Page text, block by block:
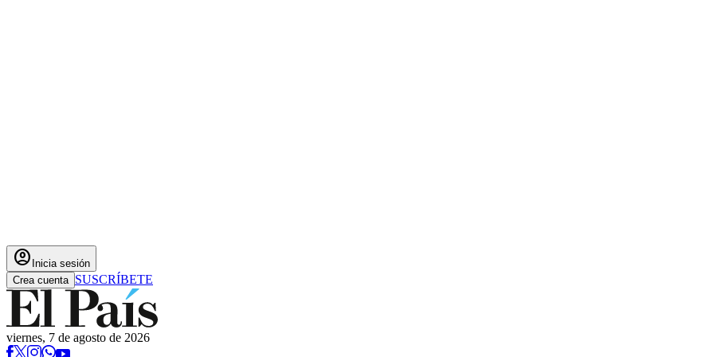
account_circle Inicia sesión
Crea cuenta SUSCRÍBETE
viernes, 7 de agosto de 2026